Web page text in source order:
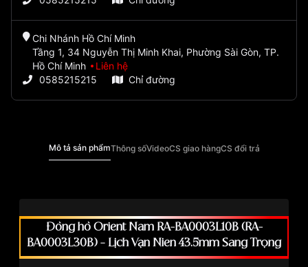
Chi Nhánh Hồ Chí Minh
Tầng 1, 34 Nguyễn Thị Minh Khai, Phường Sài Gòn, TP.
Hồ Chí Minh
Liên hệ
0585215215
Chỉ đường
Mô tả sản phẩmThông sốVideoCS giao hàngCS đổi trả
Đồng hồ Orient Nam RA-BA0003L10B (RA-
BA0003L30B) – Lịch Vạn Niên 43.5mm Sang Trọng